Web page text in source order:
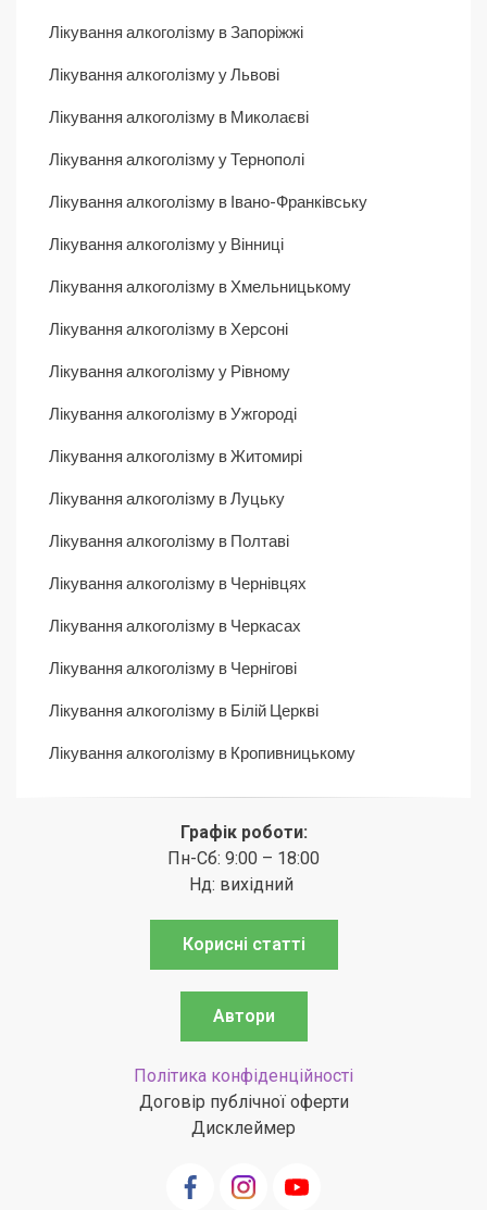
Лікування алкоголізму в Запоріжжі
Лікування алкоголізму у Львові
Лікування алкоголізму в Миколаєві
Лікування алкоголізму у Тернополі
Лікування алкоголізму в Івано-Франківську
Лікування алкоголізму у Вінниці
Лікування алкоголізму в Хмельницькому
Лікування алкоголізму в Херсоні
Лікування алкоголізму у Рівному
Лікування алкоголізму в Ужгороді
Лікування алкоголізму в Житомирі
Лікування алкоголізму в Луцьку
Лікування алкоголізму в Полтаві
Лікування алкоголізму в Чернівцях
Лікування алкоголізму в Черкасах
Лікування алкоголізму в Чернігові
Лікування алкоголізму в Білій Церкві
Лікування алкоголізму в Кропивницькому
Графік роботи:
Пн-Сб: 9:00 – 18:00
Нд: вихідний
Корисні статті
Автори
Політика конфіденційності
Договір публічної оферти
Дисклеймер